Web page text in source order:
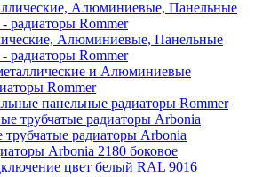
Алюминиевые, Панельные
радиаторы Rommer
и Алюминиевые
Rommer
панельные радиаторы Rommer
трубчатые радиаторы Arbonia
Arbonia 2180 боковое
цвет белый RAL 9016